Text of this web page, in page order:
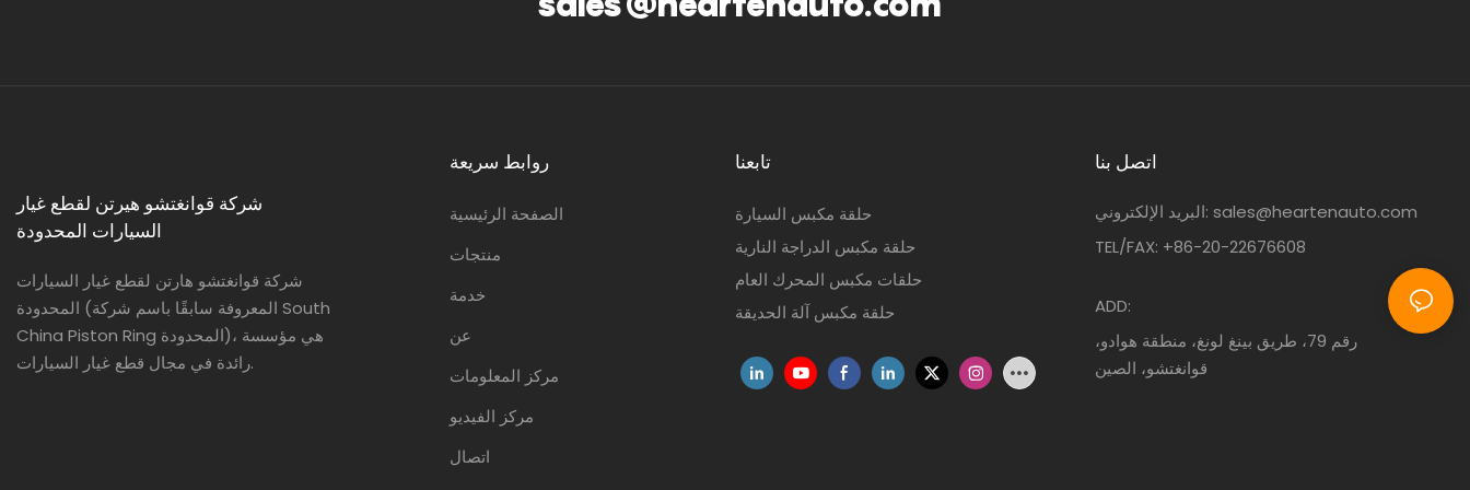
شركة قوانغتشو هيرتن لقطع غيار
السيارات المحدودة
شركة قوانغتشو هارتن لقطع غيار السيارات
المحدودة (المعروفة سابقًا باسم شركة South
China Piston Ring المحدودة)، هي مؤسسة
رائدة في مجال قطع غيار السيارات.
روابط سريعة
الصفحة الرئيسية
منتجات
خدمة
عن
مركز المعلومات
مركز الفيديو
اتصال
تابعنا
حلقة مكبس السيارة
حلقة مكبس الدراجة النارية
حلقات مكبس المحرك العام
حلقة مكبس آلة الحديقة
اتصل بنا
البريد الإلكتروني: sales@heartenauto.com
TEL/FAX: +86-20-22676608
ADD:
رقم 79، طريق بينغ لونغ، منطقة هوادو،
قوانغتشو، الصين